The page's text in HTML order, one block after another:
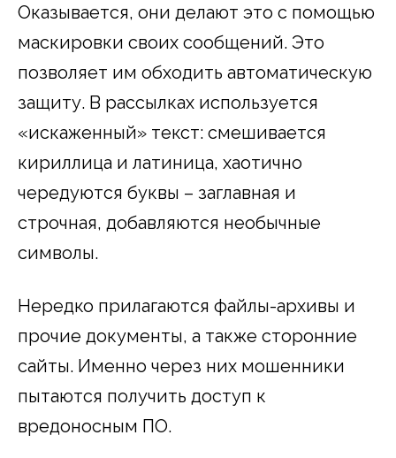
Оказывается, они делают это с помощью
маскировки своих сообщений. Это
позволяет им обходить автоматическую
защиту. В рассылках используется
«искаженный» текст: смешивается
кириллица и латиница, хаотично
чередуются буквы – заглавная и
строчная, добавляются необычные
символы.
Нередко прилагаются файлы-архивы и
прочие документы, а также сторонние
сайты. Именно через них мошенники
пытаются получить доступ к
вредоносным ПО.